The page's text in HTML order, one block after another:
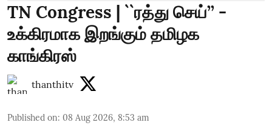
TN Congress | ``ரத்து செய்’’ -
உக்கிரமாக இறங்கும் தமிழக
காங்கிரஸ்
thanthitv
Published on: 08 Aug 2026, 8:53 am